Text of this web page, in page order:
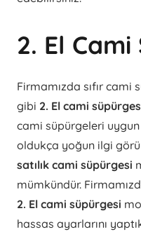
2. El
Firmamızda sıfır cami
gibi 2. El cami
cami süpürgeleri uygun
oldukça yoğun ilgi
satılık cami süpürgesi
mümkündür.
2. El cami süpürgesi
hassas ayarlarını